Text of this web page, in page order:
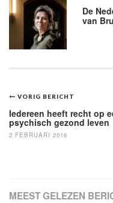
De
van
Bericht
navigatie
VORIG BERICHT
Iedereen heeft recht op
psychisch gezond leven
2 FEBRUARI 2016
MEEST GELEZEN